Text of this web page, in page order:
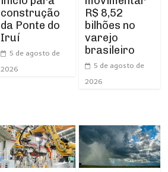
construção
da Ponte do
Iruí
5 de agosto de
2026
R$ 8,52
bilhões no
varejo
brasileiro
5 de agosto de
2026